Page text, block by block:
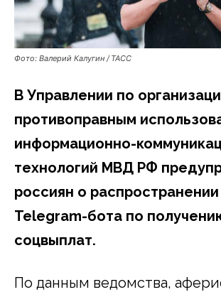
Фото: Валерий Калугин / ТАСС
В Управлении по
противоправным
информационно-
технологий МВД РФ
россиян о
Telegram-бота по
соцвыплат.
По данным ведомства,